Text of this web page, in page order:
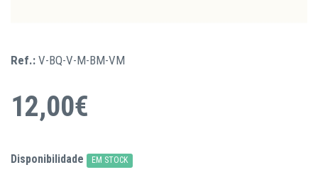
Ref.: V-BQ-V-M-BM-VM
12,00€
Disponibilidade EM STOCK